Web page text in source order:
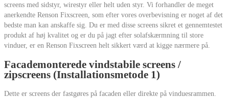
screens med sidstyr, wirestyr eller helt uden styr. Vi forhandler de meget
anerkendte Renson Fixscreen, som efter vores overbevisning er noget af det
bedste man kan anskaffe sig. Du er med disse screens sikret et gennemtestet
produkt af høj kvalitet og er du på jagt efter solafskærmning til store
vinduer, er en Renson Fixscreen helt sikkert værd at kigge nærmere på.
Facademonterede vindstabile screens /
zipscreens (Installationsmetode 1)
Dette er screens der fastgøres på facaden eller direkte på vinduesrammen.